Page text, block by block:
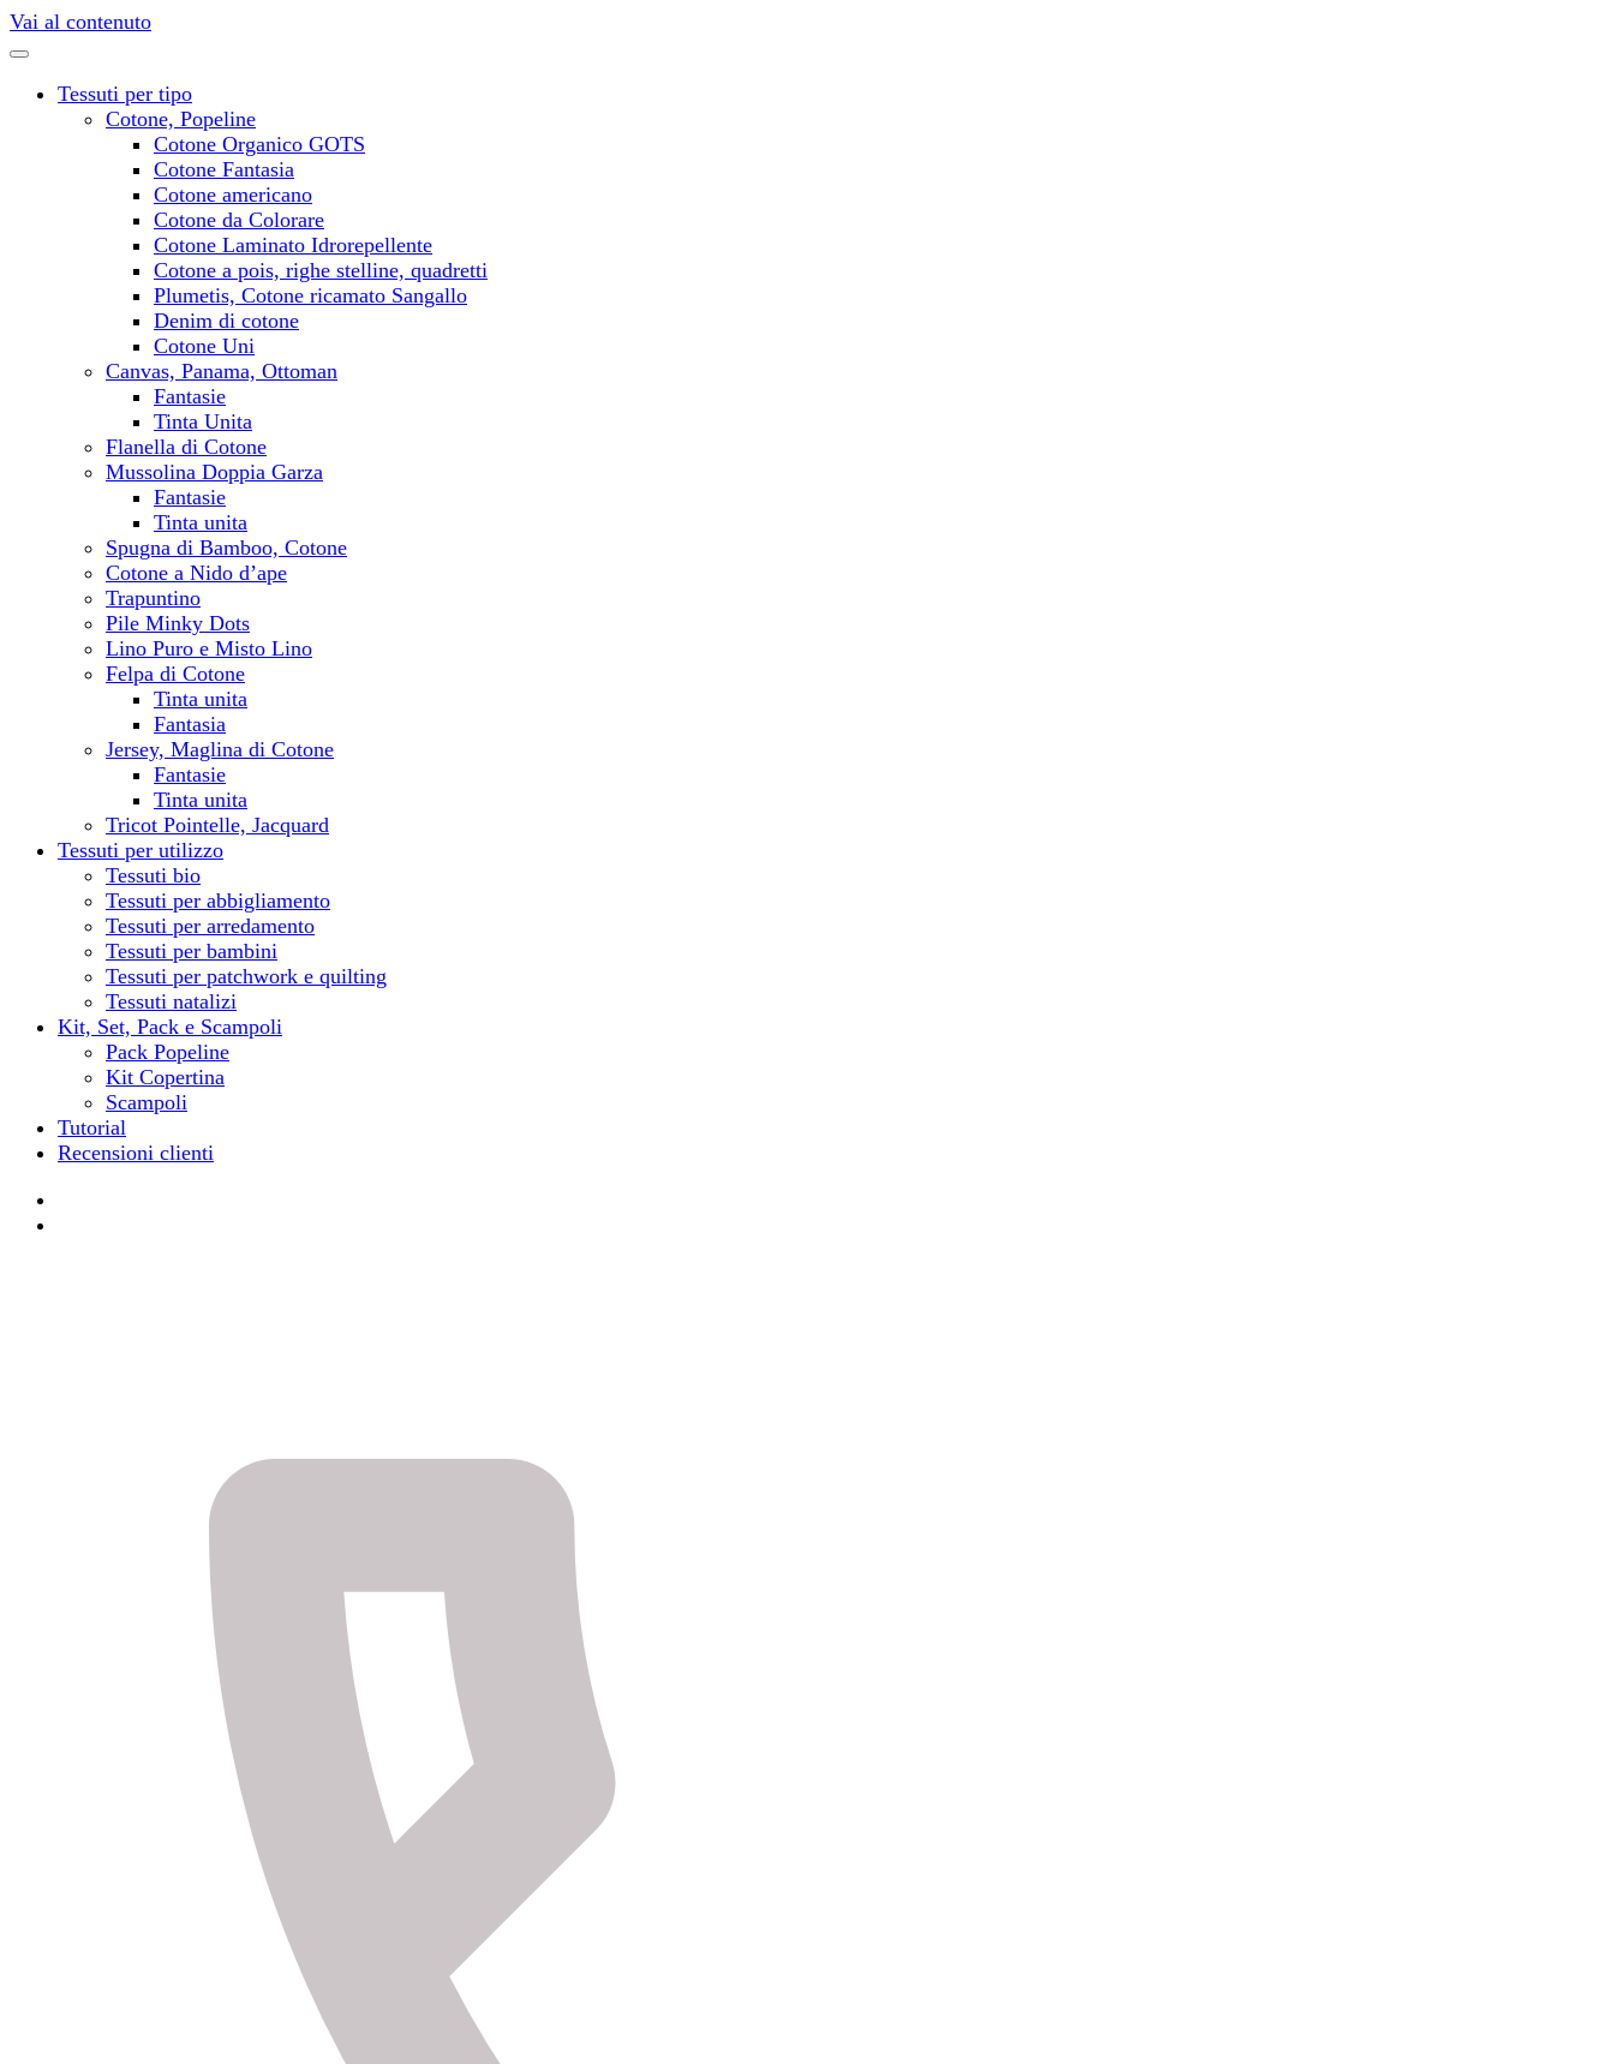
Vai al contenuto
Tessuti per tipo
Cotone, Popeline
Cotone Organico GOTS
Cotone Fantasia
Cotone americano
Cotone da Colorare
Cotone Laminato Idrorepellente
Cotone a pois, righe stelline, quadretti
Plumetis, Cotone ricamato Sangallo
Denim di cotone
Cotone Uni
Canvas, Panama, Ottoman
Fantasie
Tinta Unita
Flanella di Cotone
Mussolina Doppia Garza
Fantasie
Tinta unita
Spugna di Bamboo, Cotone
Cotone a Nido d’ape
Trapuntino
Pile Minky Dots
Lino Puro e Misto Lino
Felpa di Cotone
Tinta unita
Fantasia
Jersey, Maglina di Cotone
Fantasie
Tinta unita
Tricot Pointelle, Jacquard
Tessuti per utilizzo
Tessuti bio
Tessuti per abbigliamento
Tessuti per arredamento
Tessuti per bambini
Tessuti per patchwork e quilting
Tessuti natalizi
Kit, Set, Pack e Scampoli
Pack Popeline
Kit Copertina
Scampoli
Tutorial
Recensioni clienti